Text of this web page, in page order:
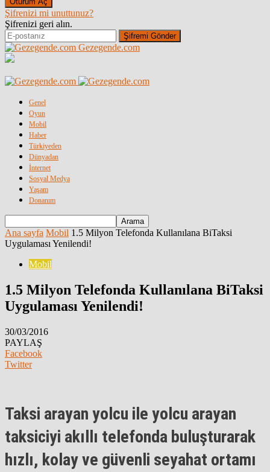
Şifrenizi mi unuttunuz?
Şifrenizi geri alın.
Gezegende.com
Genel
Oyun
Mobil
Haber
Türkiyeden
Dünyadan
İnternet
Sosyal Medya
Yaşam
Donanım
Ana sayfa Mobil 1.5 Milyon Telefonda Kullanılana BiTaksi
Uygulaması Yenilendi!
Mobil
1.5 Milyon Telefonda Kullanılana BiTaksi
Uygulaması Yenilendi!
30/03/2016
PAYLAŞ
Facebook
Twitter
Taksi arayan yolcu ile yolcu arayan
taksiciyi akıllı telefonda buluşturarak
hızlı, kolay ve güvenli seyahat ortamı